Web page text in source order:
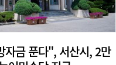
자금 푼다", 서산시, 2만